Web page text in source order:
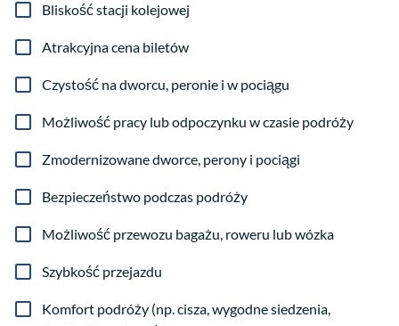
Bliskość stacji kolejowej
Atrakcyjna cena biletów
Czystość na dworcu, peronie i w pociągu
Możliwość pracy lub odpoczynku w czasie podróży
Zmodernizowane dworce, perony i pociągi
Bezpieczeństwo podczas podróży
Możliwość przewozu bagażu, roweru lub wózka
Szybkość przejazdu
Komfort podróży (np. cisza, wygodne siedzenia,